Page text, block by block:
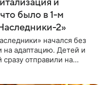
и
было в 1-м
2»
начался без
на адаптацию. Детей и
отправили на